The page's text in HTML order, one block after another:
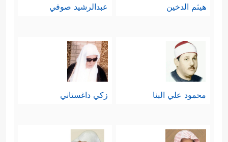
هيثم الدخين عبدالرشيد صوفي
محمود علي البنا زكي داغستاني